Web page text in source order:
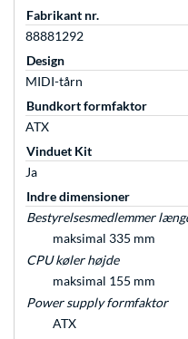
Fabrikant nr.
88881292
Design
MIDI-tårn
Bundkort formfaktor
ATX
Vinduet Kit
Ja
Indre dimensioner
Bestyrelsesmedlemmer
maksimal 335 mm
CPU køler højde
maksimal 155 mm
Power supply formfaktor
ATX